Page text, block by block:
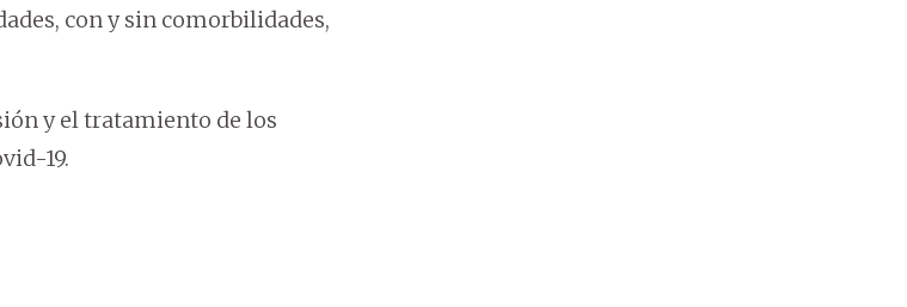
con y sin comorbilidades,
y el tratamiento de los
19.